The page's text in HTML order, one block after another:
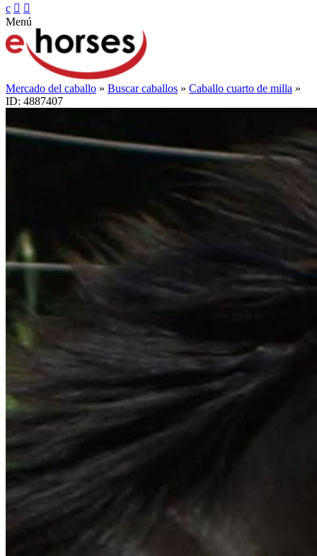
c  
Menú
Mercado del caballo » Buscar caballos » Caballo cuarto de milla »
ID: 4887407